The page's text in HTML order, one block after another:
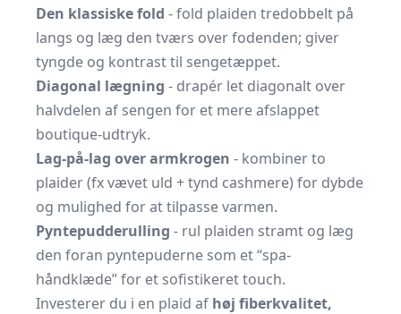
Den klassiske fold - fold plaiden tredobbelt på
langs og læg den tværs over fodenden; giver
tyngde og kontrast til sengetæppet.
Diagonal lægning - drapér let diagonalt over
halvdelen af sengen for et mere afslappet
boutique-udtryk.
Lag-på-lag over armkrogen - kombiner to
plaider (fx vævet uld + tynd cashmere) for dybde
og mulighed for at tilpasse varmen.
Pyntepudderulling - rul plaiden stramt og læg
den foran pyntepuderne som et “spa-
håndklæde” for et sofistikeret touch.
Investerer du i en plaid af høj fiberkvalitet,